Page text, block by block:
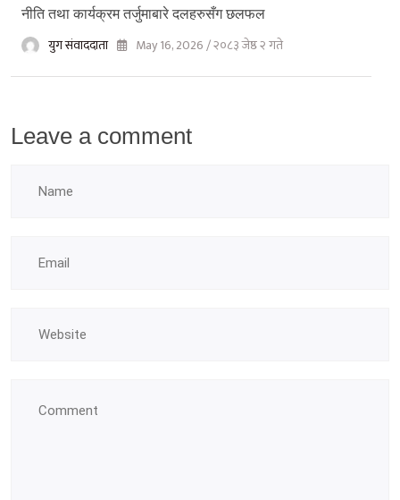
नीति तथा कार्यक्रम तर्जुमाबारे दलहरुसँग छलफल
युग संवाददाता May 16, 2026 / २०८३ जेष्ठ २ गते
Leave a comment